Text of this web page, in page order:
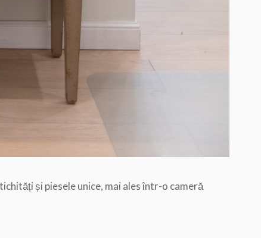
și piesele unice, mai ales într-o cameră